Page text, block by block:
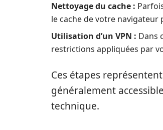
Nettoyage du cache :
le cache de votre navigateur
Utilisation d’un VPN : Dans
restrictions appliquées par
Ces étapes
généralement
technique.